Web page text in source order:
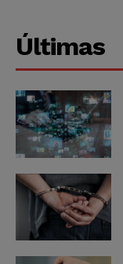
Últimas